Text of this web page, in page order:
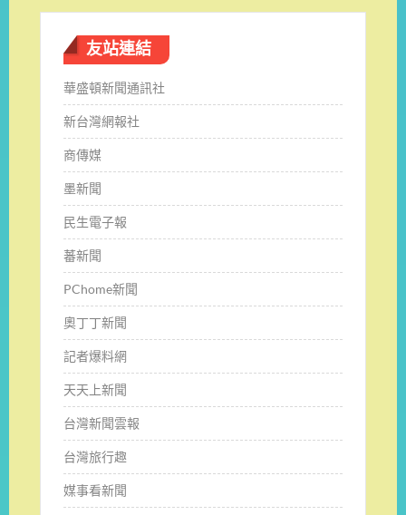
友站連結
華盛頓新聞通訊社
新台灣網報社
商傳媒
墨新聞
民生電子報
蕃新聞
PChome新聞
奧丁丁新聞
記者爆料網
天天上新聞
台灣新聞雲報
台灣旅行趣
媒事看新聞